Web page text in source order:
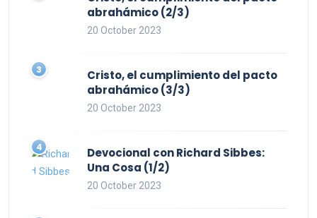
abrahámico (2/3)
20 October 2023
Cristo, el cumplimiento del pacto
abrahámico (3/3)
20 October 2023
Devocional con Richard Sibbes:
Una Cosa (1/2)
20 October 2023